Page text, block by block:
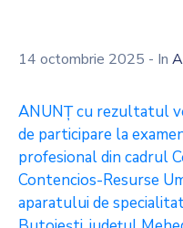
14 octombrie 2025 - In
ANUNŢ cu rezultatul
de participare la
profesional din cadrul
Contencios-Resurse
aparatului de